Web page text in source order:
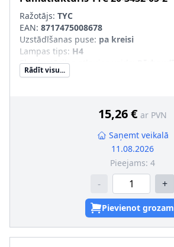
Ražotājs: TYC
EAN: 8717475008678
Uzstādīšanas puse: pa kreisi
Lampas tips: H4
Ekspluatācijas atļaujas veids
Tr. līdzekļa aprīkojums
Rādīt visu...
15,26 € ar PVN
Saņemt veikalā
11.08.2026
Pieejams: 4
- +
Pievienot grozam